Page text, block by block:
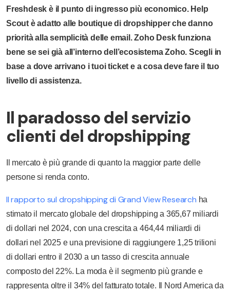
Freshdesk è il punto di ingresso più economico. Help
Scout è adatto alle boutique di dropshipper che danno
priorità alla semplicità delle email. Zoho Desk funziona
bene se sei già all’interno dell’ecosistema Zoho. Scegli in
base a dove arrivano i tuoi ticket e a cosa deve fare il tuo
livello di assistenza.
Il paradosso del servizio
clienti del dropshipping
Il mercato è più grande di quanto la maggior parte delle
persone si renda conto.
Il rapporto sul dropshipping di Grand View Research ha
stimato il mercato globale del dropshipping a 365,67 miliardi
di dollari nel 2024, con una crescita a 464,44 miliardi di
dollari nel 2025 e una previsione di raggiungere 1,25 trilioni
di dollari entro il 2030 a un tasso di crescita annuale
composto del 22%. La moda è il segmento più grande e
rappresenta oltre il 34% del fatturato totale. Il Nord America da